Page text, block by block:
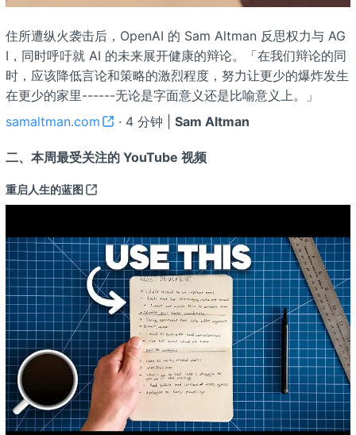
住所遭纵火袭击后，OpenAI 的 Sam Altman 反思权力与 AG
I，同时呼吁就 AI 的未来展开健康的辩论。「在我们辩论的同
时，应该降低言论和策略的激烈程度，努力让更少的爆炸发生
在更少的家里------无论是字面意义还是比喻意义上。」
samaltman.com
· 4 分钟 | Sam Altman
二、本周最受关注的 YouTube 视频
重启人生的蓝图